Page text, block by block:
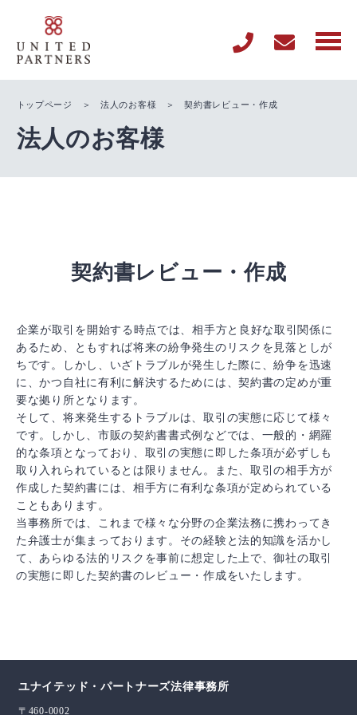
トップページ ＞ 法人のお客様 ＞ 契約書レビュー・作成
法人のお客様
契約書レビュー・作成
企業が取引を開始する時点では、相手方と良好な取引関係に
あるため、ともすれば将来の紛争発生のリスクを見落としが
ちです。しかし、いざトラブルが発生した際に、紛争を迅速
に、かつ自社に有利に解決するためには、契約書の定めが重
要な拠り所となります。
そして、将来発生するトラブルは、取引の実態に応じて様々
です。しかし、市販の契約書書式例などでは、一般的・網羅
的な条項となっており、取引の実態に即した条項が必ずしも
取り入れられているとは限りません。また、取引の相手方が
作成した契約書には、相手方に有利な条項が定められている
こともあります。
当事務所では、これまで様々な分野の企業法務に携わってき
た弁護士が集まっております。その経験と法的知識を活かし
て、あらゆる法的リスクを事前に想定した上で、御社の取引
の実態に即した契約書のレビュー・作成をいたします。
ユナイテッド・パートナーズ法律事務所
〒460-0002